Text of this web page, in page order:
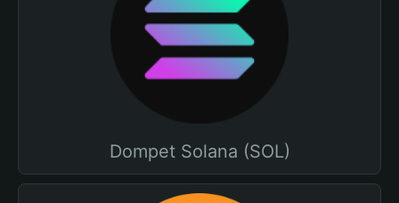
Dompet Solana (SOL)